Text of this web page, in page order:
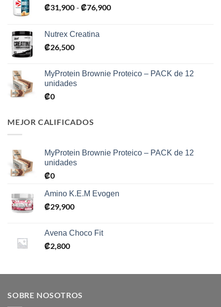
₡31,900 - ₡76,900Rango
₡76,900
Nutrex Creatina
₡26,500
MyProtein Brownie Proteico – PACK de 12
unidades
₡0
MEJOR CALIFICADOS
MyProtein Brownie Proteico – PACK de 12
unidades
₡0
Amino K.E.M Evogen
₡29,900
Avena Choco Fit
₡2,800
SOBRE NOSOTROS